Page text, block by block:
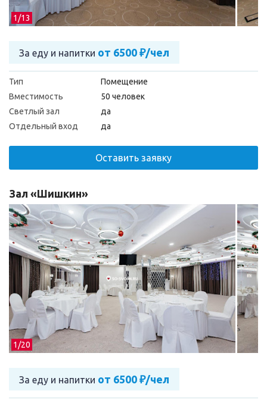
1/13
За еду и напитки от 6500 ₽/чел
Тип
Помещение
Вместимость
50 человек
Светлый зал
да
Отдельный вход
да
Оставить заявку
1/20
Зал «Шишкин»
За еду и напитки от 6500 ₽/чел